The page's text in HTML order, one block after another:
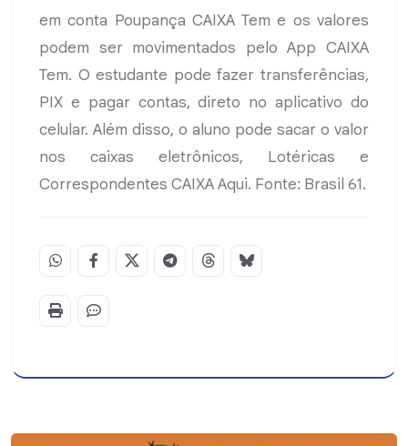
em conta Poupança CAIXA Tem e os valores
podem ser movimentados pelo App CAIXA
Tem. O estudante pode fazer transferências,
PIX e pagar contas, direto no aplicativo do
celular. Além disso, o aluno pode sacar o valor
nos caixas eletrônicos, Lotéricas e
Correspondentes CAIXA Aqui. Fonte: Brasil 61.